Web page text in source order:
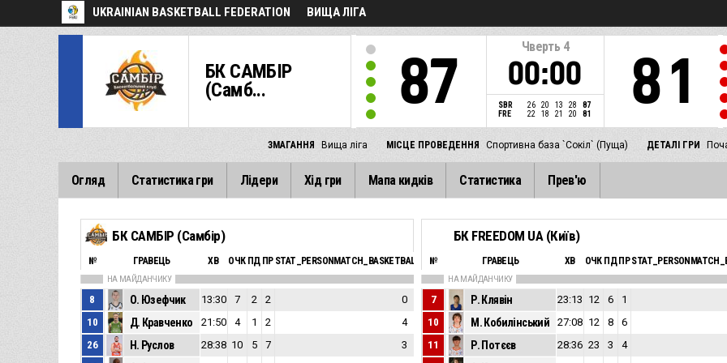
UKRAINIAN BASKETBALL FEDERATION ВИЩА ЛІГА
БК САМБІР
(Самб...
87
Чверть 4
00:00
SBR 26 20 13 28
87
FRE
22 18 21 20 81 81
ЗМАГАННЯ Вища ліга МІСЦЕ ПРОВЕДЕННЯ Спортивна база `Сокіл` (Пуща) ДЕТАЛІ ГРИ
Огляд Статистика гри Лідери Хід гри Мапа кидків Статистика Прев'ю
БК САМБІР (Самбір)
№ ГРАВЕЦЬ ХВ ОЧК ПД ПР STAT_PERSONMATCH_BASKETBALL_SFOULSPERSONAL_ABBREV
НА МАЙДАНЧИКУ
8 О. Юзефчик 13:30 7 2 2 0
10
Д. Кравченко 21:50 4 1 2 4
4
26
Н. Руслов 28:38 10 5 7 3
БК FREEDOM UA (Київ)
№ ГРАВЕЦЬ ХВ ОЧК ПД ПР
НА МАЙДАНЧИКУ
7 Р. Клявін 23:13 12 6 1
10
М. Кобилінський 27:08 12 8 6
11
Р. Потєєв 28:36 23 3 4